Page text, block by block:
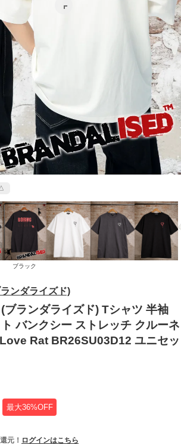
ンダライズド)
ランダライズド) Tシャツ 半袖
バンクシー ストレッチ クルーネ
Rat BR26SU03D12 ユニセッ
最大36%OFF
元！ ログインはこちら
ブラック